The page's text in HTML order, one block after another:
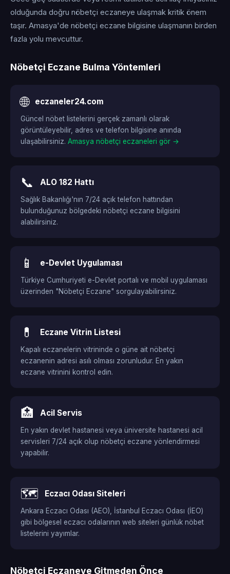
olduğunda doğru nöbetçi eczaneye ulaşmak kritik önem
taşır. Amasya'de nöbetçi eczane bilgisine ulaşmanın birden
fazla yolu mevcuttur.
Nöbetçi Eczane Bulma Yöntemleri
🌐 eczaneler24.com
Güncel nöbet listelerini gerçek zamanlı olarak
görüntüleyebilir, adres ve telefon bilgisine anında
ulaşabilirsiniz. Amasya nöbetçi eczaneleri gör →
📞 ALO 182 Hattı
Sağlık Bakanlığı'nın 7/24 açık telefon hattından
bulunduğunuz bölgedeki nöbetçi eczane bilgisini
alabilirsiniz.
📱 e-Devlet Uygulaması
Türkiye Cumhuriyeti e-Devlet portalı ve mobil uygulaması
üzerinden "Nöbetçi Eczane" sorgulayabilirsiniz.
💊 Eczane Vitrin Listesi
Kapalı eczanelerin vitrininde o güne ait nöbetçi
eczanenin adresi asılı olması zorunludur. En yakın
eczane vitrinini kontrol edin.
🏥 Acil Servis
En yakın devlet hastanesi veya üniversite hastanesi acil
servisleri 7/24 açık olup nöbetçi eczane yönlendirmesi
yapabilir.
🗺️ Eczacı Odası Siteleri
Ankara Eczacı Odası (AEO), İstanbul Eczacı Odası (İEO)
gibi bölgesel eczacı odalarının web siteleri günlük nöbet
listelerini yayımlar.
Nöbetçi Eczaneye Gitmeden Önce